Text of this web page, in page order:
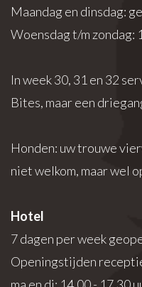
Maandag en dinsdag:
Woensdag t/m zondag:
In week 30, 31 en 32
Bites, maar een
Honden: uw trouwe
niet welkom, maar wel
Hotel
7 dagen per week
Openingstijden